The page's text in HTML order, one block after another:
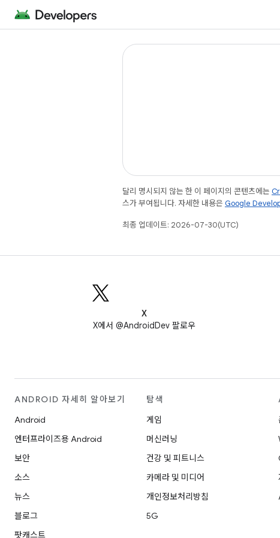
달리 명시되지 않는 한 이 페이지의 콘텐츠에는
스가 부여됩니다. 자세한 내용은 Google
최종 업데이트: 2026-07-30(UTC)
X
X에서 @AndroidDev 팔로우
ANDROID 자세히 알아보기
Android
엔터프라이즈용 Android
보안
소스
뉴스
블로그
팟캐스트
탐색
게임
머신러닝
건강 및 피트니스
카메라 및 미디어
개인정보처리방침
5G